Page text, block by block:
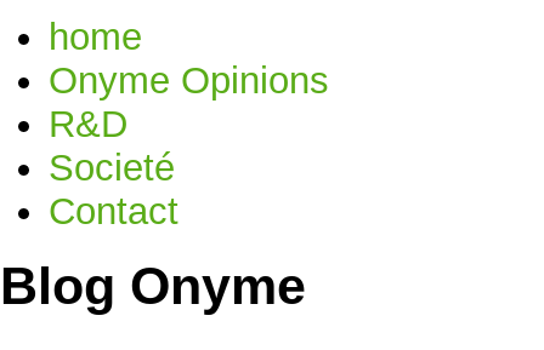
home
Onyme Opinions
R&D
Societé
Contact
Blog Onyme